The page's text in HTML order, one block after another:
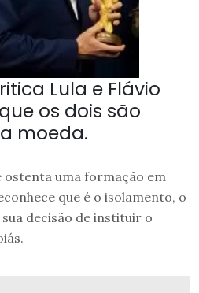
Lula e Flávio
os dois são
moeda.
ostenta uma formação em
que é o isolamento, o
decisão de instituir o